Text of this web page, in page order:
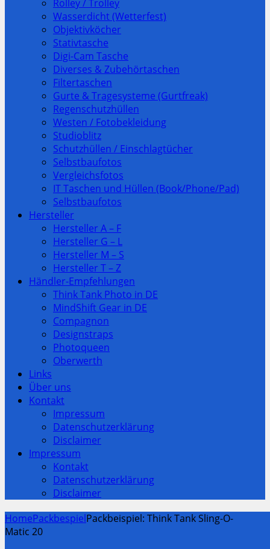
Rolley / Trolley
Wasserdicht (Wetterfest)
Objektivköcher
Stativtasche
Digi-Cam Tasche
Diverses & Zubehörtaschen
Filtertaschen
Gurte & Tragesysteme (Gurtfreak)
Regenschutzhüllen
Westen / Fotobekleidung
Studioblitz
Schutzhüllen / Einschlagtücher
Selbstbaufotos
Vergleichsfotos
IT Taschen und Hüllen (Book/Phone/Pad)
Selbstbaufotos
Hersteller
Hersteller A – F
Hersteller G – L
Hersteller M – S
Hersteller T – Z
Händler-Empfehlungen
Think Tank Photo in DE
MindShift Gear in DE
Compagnon
Designstraps
Photoqueen
Oberwerth
Links
Über uns
Kontakt
Impressum
Datenschutzerklärung
Disclaimer
Impressum
Kontakt
Datenschutzerklärung
Disclaimer
HomePackbespielPackbeispiel: Think Tank Sling-O-
Matic 20